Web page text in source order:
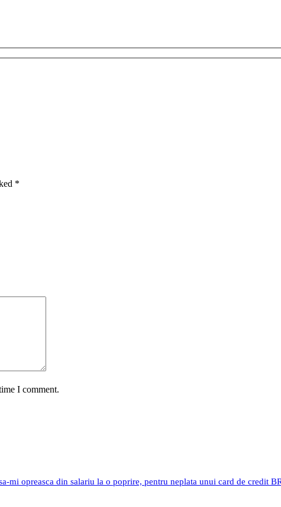
*
I comment.
mi opreasca din salariu la o poprire, pentru neplata unui card de credit